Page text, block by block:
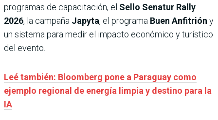
programas de capacitación, el Sello Senatur Rally
2026, la campaña Japyta, el programa Buen Anfitrión y
un sistema para medir el impacto económico y turístico
del evento.
Leé también: Bloomberg pone a Paraguay como
ejemplo regional de energía limpia y destino para la
IA